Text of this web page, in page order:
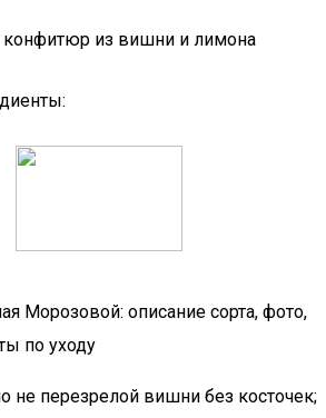
конфитюр из вишни и лимона
Морозовой: описание сорта, фото,
по уходу
не перезрелой вишни без косточек;